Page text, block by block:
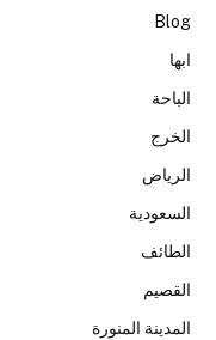
Blog
ابها
الباحة
الخرج
الرياض
السعودية
الطائف
القصيم
المدينة المنورة